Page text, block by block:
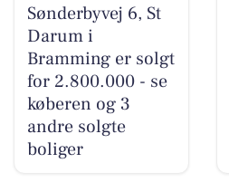
Sønderbyvej 6, St
Darum i
Bramming er solgt
for 2.800.000 - se
køberen og 3
andre solgte
boliger